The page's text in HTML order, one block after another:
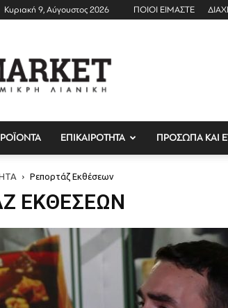
Κυριακή 9, Αύγουστος 2026 ΠΟΙΟΙ ΕΙΜΑΣΤΕ
ΕΠΙΚΑΙΡΟΤΗΤΑ ΠΡΟΣΩΠΑ ΚΑΙ
Ρεπορτάζ Εκθέσεων
ΕΚΘΈΣΕΩΝ